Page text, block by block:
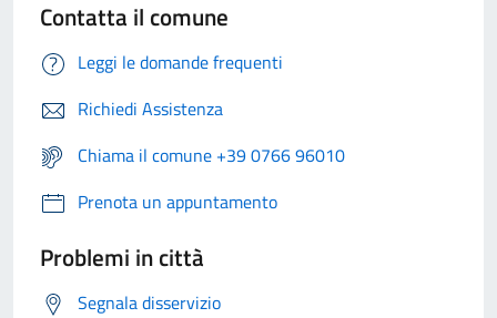
Contatta il comune
Leggi le domande frequenti
Richiedi Assistenza
Chiama il comune +39 0766 96010
Prenota un appuntamento
Problemi in città
Segnala disservizio